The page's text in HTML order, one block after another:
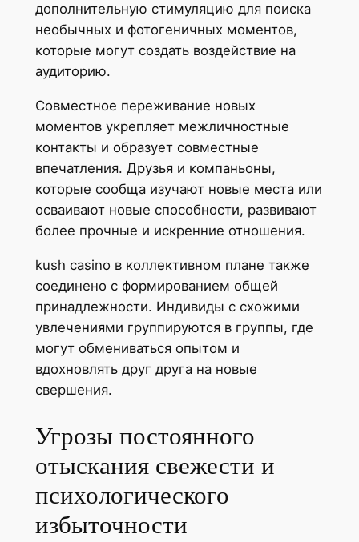
дополнительную стимуляцию для поиска
необычных и фотогеничных моментов,
которые могут создать воздействие на
аудиторию.
Совместное переживание новых
моментов укрепляет межличностные
контакты и образует совместные
впечатления. Друзья и компаньоны,
которые сообща изучают новые места или
осваивают новые способности, развивают
более прочные и искренние отношения.
kush casino в коллективном плане также
соединено с формированием общей
принадлежности. Индивиды с схожими
увлечениями группируются в группы, где
могут обмениваться опытом и
вдохновлять друг друга на новые
свершения.
Угрозы постоянного
отыскания свежести и
психологического
избыточности